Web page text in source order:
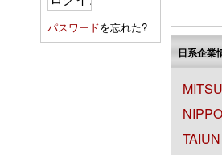
パスワードを忘れた?
日系企業